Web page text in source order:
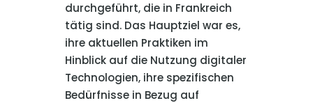
durchgeführt, die in Frankreich
tätig sind. Das Hauptziel war es,
ihre aktuellen Praktiken im
Hinblick auf die Nutzung digitaler
Technologien, ihre spezifischen
Bedürfnisse in Bezug auf